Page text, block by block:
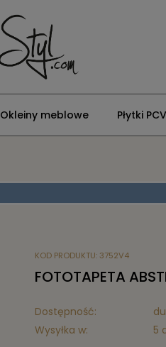
Okleiny meblowe Płytki PCV
KOD PRODUKTU: 3752V4
FOTOTAPETA
Dostępność:
Wysyłka w:
5